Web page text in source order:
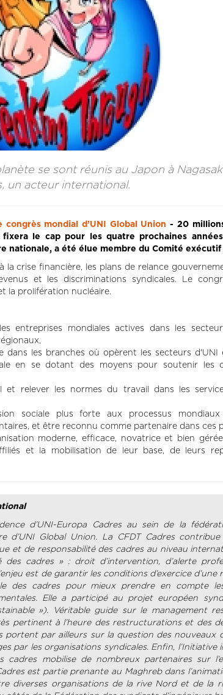
se sont réunis au Japon à
un acteur international.
congrès mondial d’UNI Global Union - 20
le cap pour les quatre prochaines
nationale, a été élue membre du Comité
la crise financière, les plans de relance
et les discriminations syndicales. Le
la prolifération nucléaire.
entreprises mondiales actives dans les
dans les branches où opèrent les secteurs
en se dotant des moyens pour soutenir les
et relever les normes du travail dans les
sociale plus forte aux processus
et être reconnu comme partenaire dans ces
moderne, efficace, novatrice et bien
et la mobilisation de leur base, de leurs
d’UNI-Europa Cadres au sein de la
d’UNI Global Union. La CFDT Cadres
et de responsabilité des cadres au niveau
cadres » : droit d’intervention, d’alerte
est de garantir les conditions d’exercice d’une
des cadres pour mieux prendre en compte
Elle a participé au projet européen
»). Véritable guide sur le management
pertinent à l’heure des restructurations et des
portent par ailleurs sur la question des nouveaux
par les organisations syndicales. Enfin, l’Initiative
cadres mobilise de nombreux partenaires sur
est partie prenante au Maghreb dans
diverses organisations de la rive Nord et de la